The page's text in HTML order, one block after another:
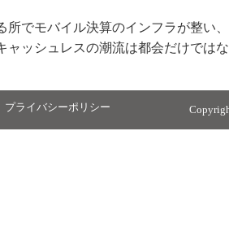
所でモバイル決算のインフラが整い
ャッシュレスの潮流は都会だけでは
プライバシーポリシー